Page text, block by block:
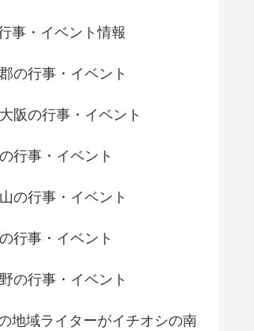
事・イベント情報
の行事・イベント
阪の行事・イベント
行事・イベント
の行事・イベント
行事・イベント
の行事・イベント
地域ライターがイチオシの南